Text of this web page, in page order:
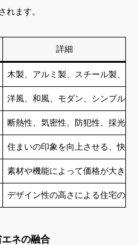
れます。
詳細
木製、アルミ製、スチール製、複
洋風、和風、モダン、シンプルな
断熱性、気密性、防犯性、採光性
住まいの印象を向上させる、快
素材や機能によって価格が大き
デザイン性の高さによる住宅の
ネの融合